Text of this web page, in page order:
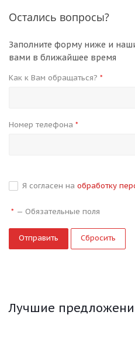
Остались вопросы?
Заполните форму ниже и
вами в ближайшее время
Как к Вам обращаться? *
Номер телефона *
Я согласен на обработку
* — Обязательные поля
Сбросить
Лучшие